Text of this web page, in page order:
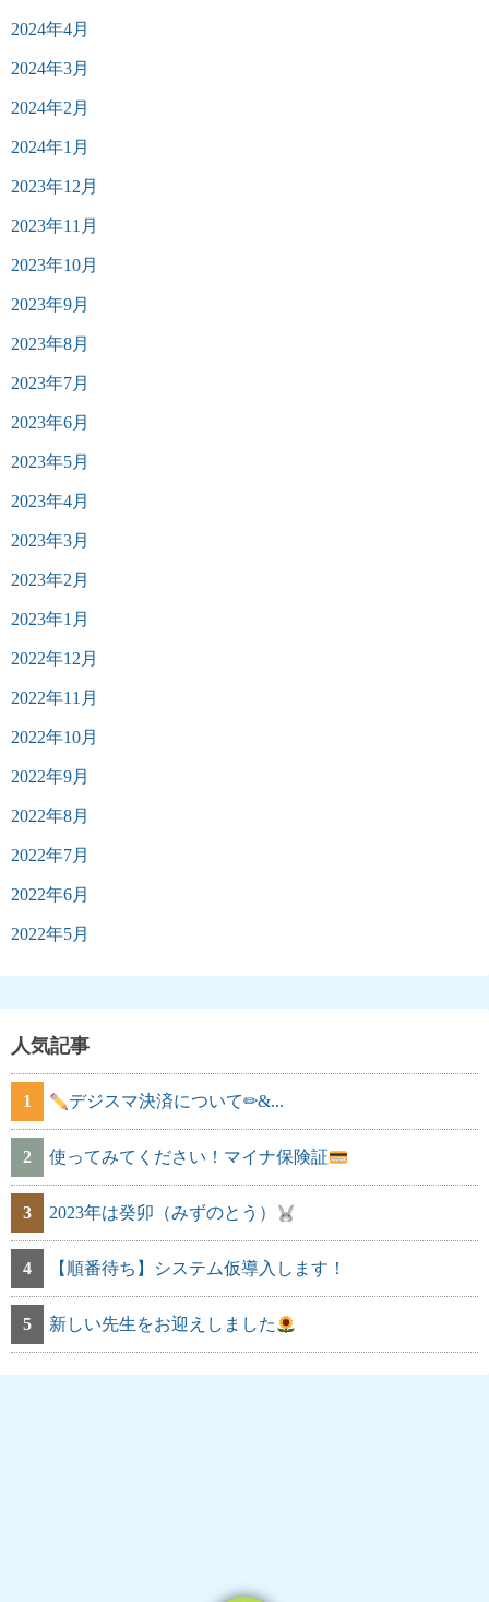
2024年4月
2024年3月
2024年2月
2024年1月
2023年12月
2023年11月
2023年10月
2023年9月
2023年8月
2023年7月
2023年6月
2023年5月
2023年4月
2023年3月
2023年2月
2023年1月
2022年12月
2022年11月
2022年10月
2022年9月
2022年8月
2022年7月
2022年6月
2022年5月
人気記事
1 デジスマ決済について✏&...
2 使ってみてください！マイナ保険証
3 2023年は癸卯（みずのとう）
4 【順番待ち】システム仮導入します！
5 新しい先生をお迎えしました